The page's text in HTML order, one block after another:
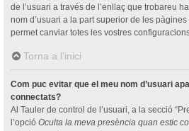
de l’usuari a través de l’enllaç que trobareu
nom d’usuari a la part superior de les
permet canviar totes les vostres
Torna a l’inici
Com puc evitar que el meu nom d’usuari
connectats?
Al Tauler de control de l’usuari, a la secció
l’opció Oculta la meva presència quan estic